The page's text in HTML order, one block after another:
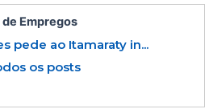
de Empregos
pede ao Itamaraty in...
os posts